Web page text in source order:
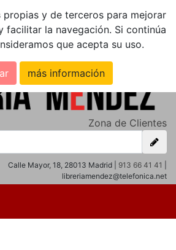
propias y de terceros para mejorar
facilitar la navegación. Si continúa
que acepta su uso.
más información
Zona de Clientes
Calle Mayor, 18, 28013 Madrid | 913 66 41 41
libreriamendez@telefonica.net